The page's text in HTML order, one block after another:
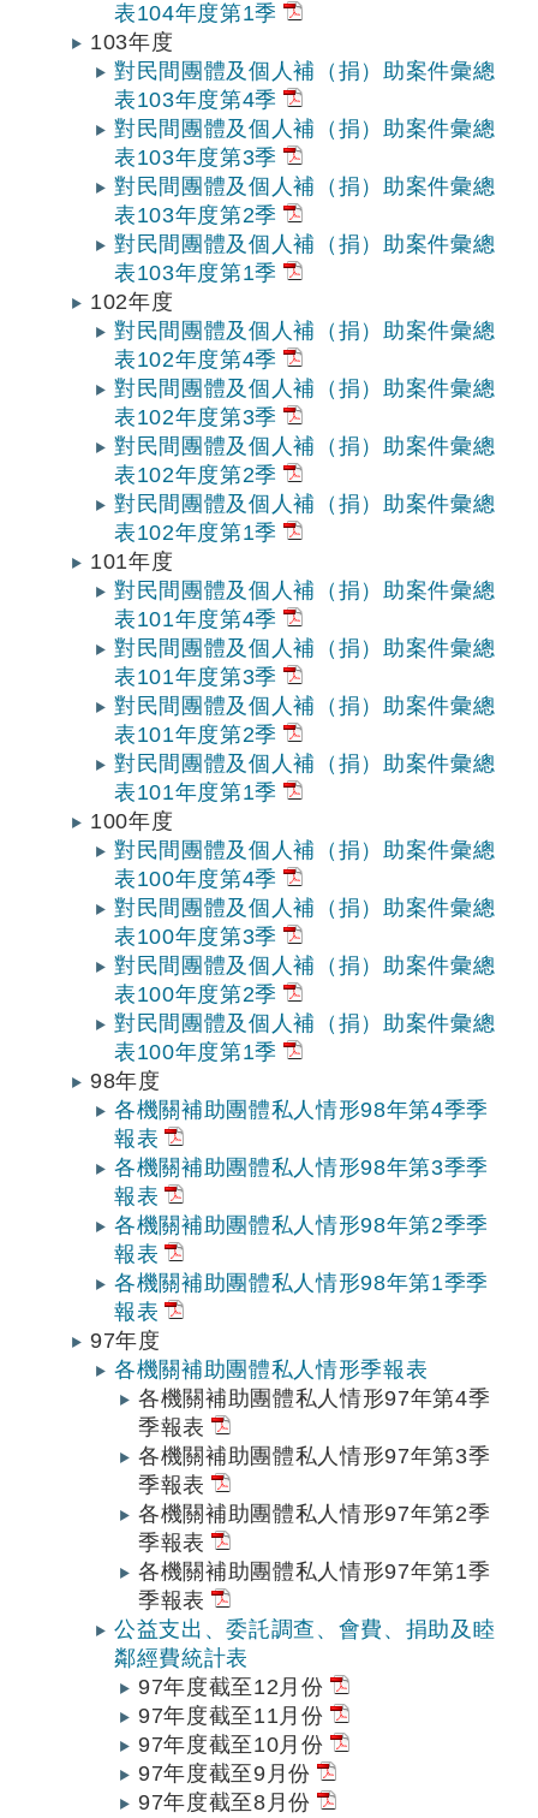
表104年度第1季
103年度
對民間團體及個人補（捐）助案件彙總
表103年度第4季
對民間團體及個人補（捐）助案件彙總
表103年度第3季
對民間團體及個人補（捐）助案件彙總
表103年度第2季
對民間團體及個人補（捐）助案件彙總
表103年度第1季
102年度
對民間團體及個人補（捐）助案件彙總
表102年度第4季
對民間團體及個人補（捐）助案件彙總
表102年度第3季
對民間團體及個人補（捐）助案件彙總
表102年度第2季
對民間團體及個人補（捐）助案件彙總
表102年度第1季
101年度
對民間團體及個人補（捐）助案件彙總
表101年度第4季
對民間團體及個人補（捐）助案件彙總
表101年度第3季
對民間團體及個人補（捐）助案件彙總
表101年度第2季
對民間團體及個人補（捐）助案件彙總
表101年度第1季
100年度
對民間團體及個人補（捐）助案件彙總
表100年度第4季
對民間團體及個人補（捐）助案件彙總
表100年度第3季
對民間團體及個人補（捐）助案件彙總
表100年度第2季
對民間團體及個人補（捐）助案件彙總
表100年度第1季
98年度
各機關補助團體私人情形98年第4季季
報表
各機關補助團體私人情形98年第3季季
報表
各機關補助團體私人情形98年第2季季
報表
各機關補助團體私人情形98年第1季季
報表
97年度
各機關補助團體私人情形季報表
各機關補助團體私人情形97年第4季
季報表
各機關補助團體私人情形97年第3季
季報表
各機關補助團體私人情形97年第2季
季報表
各機關補助團體私人情形97年第1季
季報表
公益支出、委託調查、會費、捐助及睦
鄰經費統計表
97年度截至12月份
97年度截至11月份
97年度截至10月份
97年度截至9月份
97年度截至8月份